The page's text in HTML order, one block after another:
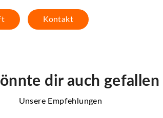
Kontakt
dir auch gefallen
Unsere Empfehlungen